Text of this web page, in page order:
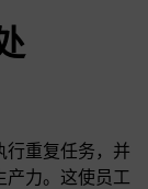
重复任务，并
产力。这使员工